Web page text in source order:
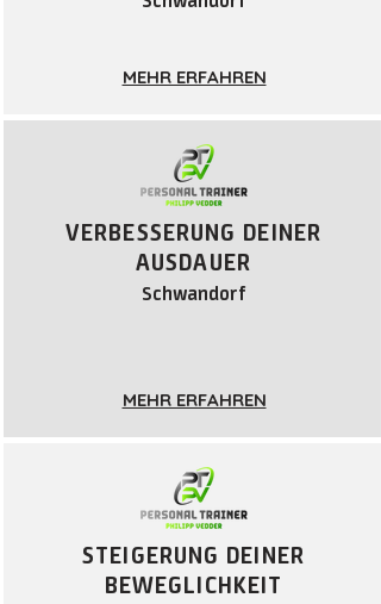
MEHR ERFAHREN
VERBESSERUNG DEINER
AUSDAUER
Schwandorf
MEHR ERFAHREN
STEIGERUNG DEINER
BEWEGLICHKEIT